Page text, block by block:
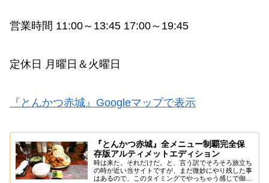
営業時間 11:00～13:45 17:00～19:45
定休日 月曜日＆火曜日
『とんかつ赤城』Googleマップで表示
『とんかつ赤城』全メニュー制覇完全保
存版アルティメットエディション
時は来た。それだけだ。と、言う訳でそろそろ旅立ち
の時が近い当サイトですが、まだ微妙にやり残した事
はあるので、このタイミングでやっちゃう感じで御座